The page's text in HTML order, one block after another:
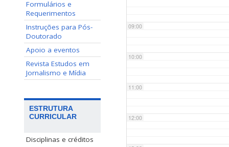
Formulários e
Requerimentos
Instruções para Pós-
Doutorado
Apoio a eventos
Revista Estudos em
Jornalismo e Mídia
ESTRUTURA
CURRICULAR
Disciplinas e créditos
09:00
10:00
11:00
12:00